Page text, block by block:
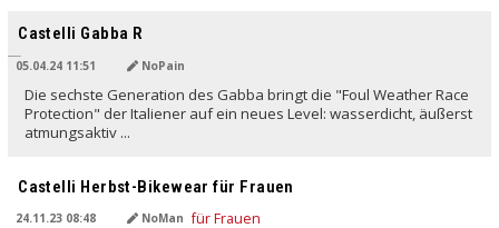
Castelli Gabba R
05.04.24 11:51 NoPain
Die sechste Generation des Gabba bringt die "Foul Weather Race
Protection" der Italiener auf ein neues Level: wasserdicht, äußerst
atmungsaktiv ...
Castelli Herbst-Bikewear für Frauen
24.11.23 08:48 NoMan